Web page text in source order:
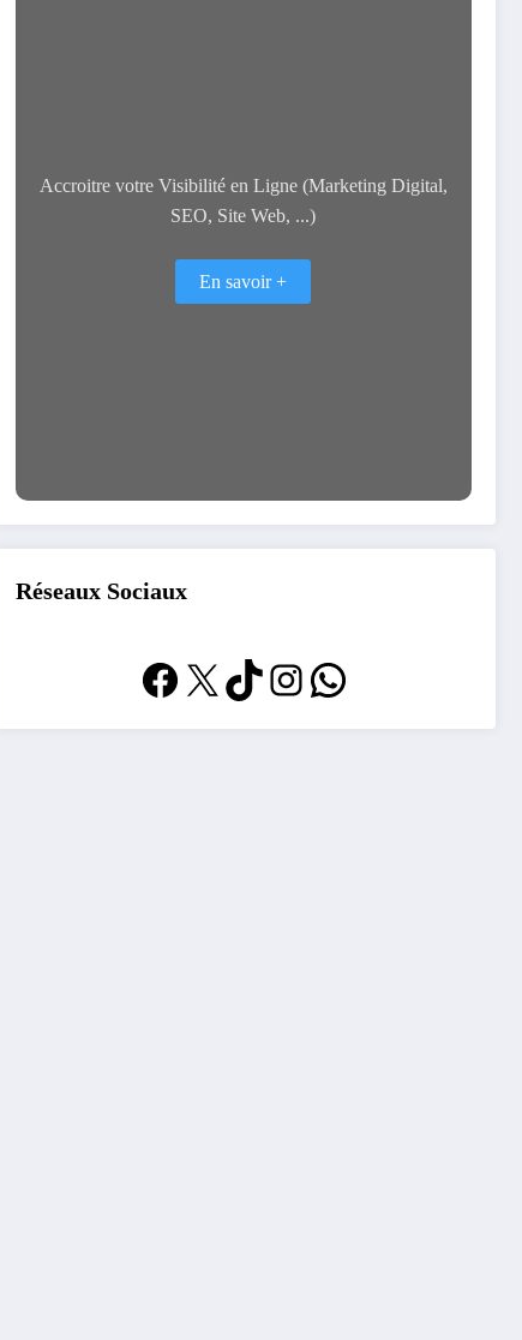
Accroitre votre Visibilité en Ligne (Marketing Digital,
SEO, Site Web, ...)
En savoir +
Réseaux Sociaux
Facebook
X TikTok
Instagram
WhatsApp